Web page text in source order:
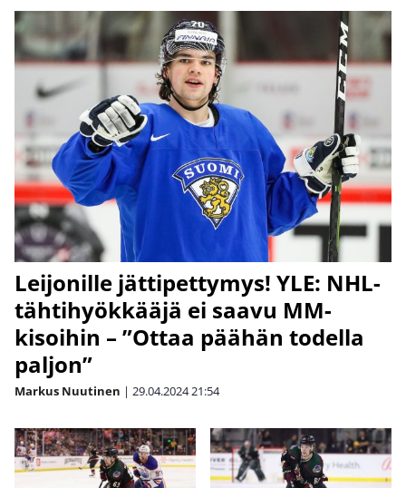
Leijonille jättipettymys! YLE: NHL-
tähtihyökkääjä ei saavu MM-
kisoihin – ”Ottaa päähän todella
paljon”
Markus Nuutinen | 29.04.202421:54